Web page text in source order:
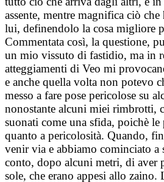
assente, mentre magnifica ciò che
lui, definendolo la cosa migliore
Commentata così, la questione,
un mio vissuto di fastidio, ma in
atteggiamenti di Veo mi
e anche quella volta non potevo
messo a fare pose pericolose su
nonostante alcuni miei rimbrotti,
suonati come una sfida, poichè
quanto a pericolosità. Quando,
venir via e abbiamo cominciato a
conto, dopo alcuni metri, di aver
sole, che erano appesi allo zaino.